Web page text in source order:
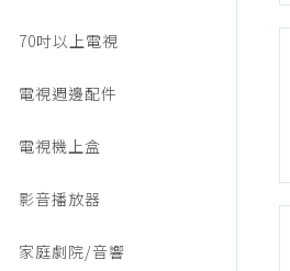
70吋以上電視
電視週邊配件
電視機上盒
影音播放器
家庭劇院/音響